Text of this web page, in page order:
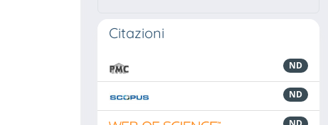
Citazioni
ND
ND